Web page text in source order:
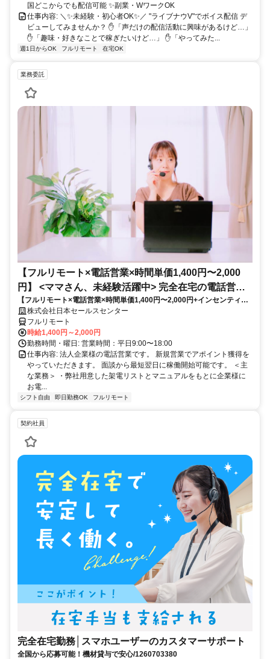
国どこからでも配信可能 ✨副業・WワークOK
仕事内容: ＼✨未経験・初心者OK✨／ "ライブナウV"でボイス配信 デ
ビューしてみませんか？ ✋「声だけの配信活動に興味があるけど…」
✋「趣味・好きなことで稼ぎたいけど…」 ✋「やってみた...
週1日からOK フルリモート 在宅OK
業務委託
【フルリモート×電話営業×時間単価1,400円〜2,000
円】 <ママさん、未経験活躍中> 完全在宅の電話営業
で家庭と仕事の両立を実現
【フルリモート×電話営業×時間単価1,400円〜2,000円+インセンティブ
あり】 ＜ママさん、未経験活躍中＞ 完全在宅の電話営業で家庭と仕事の
両立を実現
株式会社日本セールスセンター
フルリモート
時給1,400円～2,000円
勤務時間・曜日: 営業時間：平日9:00〜18:00
仕事内容: 法人企業様の電話営業です。 新規営業でアポイント獲得を
やっていただきます。 面談から最短翌日に稼働開始可能です。 ＜主
な業務＞ ・弊社用意した架電リストとマニュアルをもとに企業様に
お電...
シフト自由 即日勤務OK フルリモート
契約社員
完全在宅勤務│スマホユーザーのカスタマーサポート
全国から応募可能！機材貸与で安心/1260703380